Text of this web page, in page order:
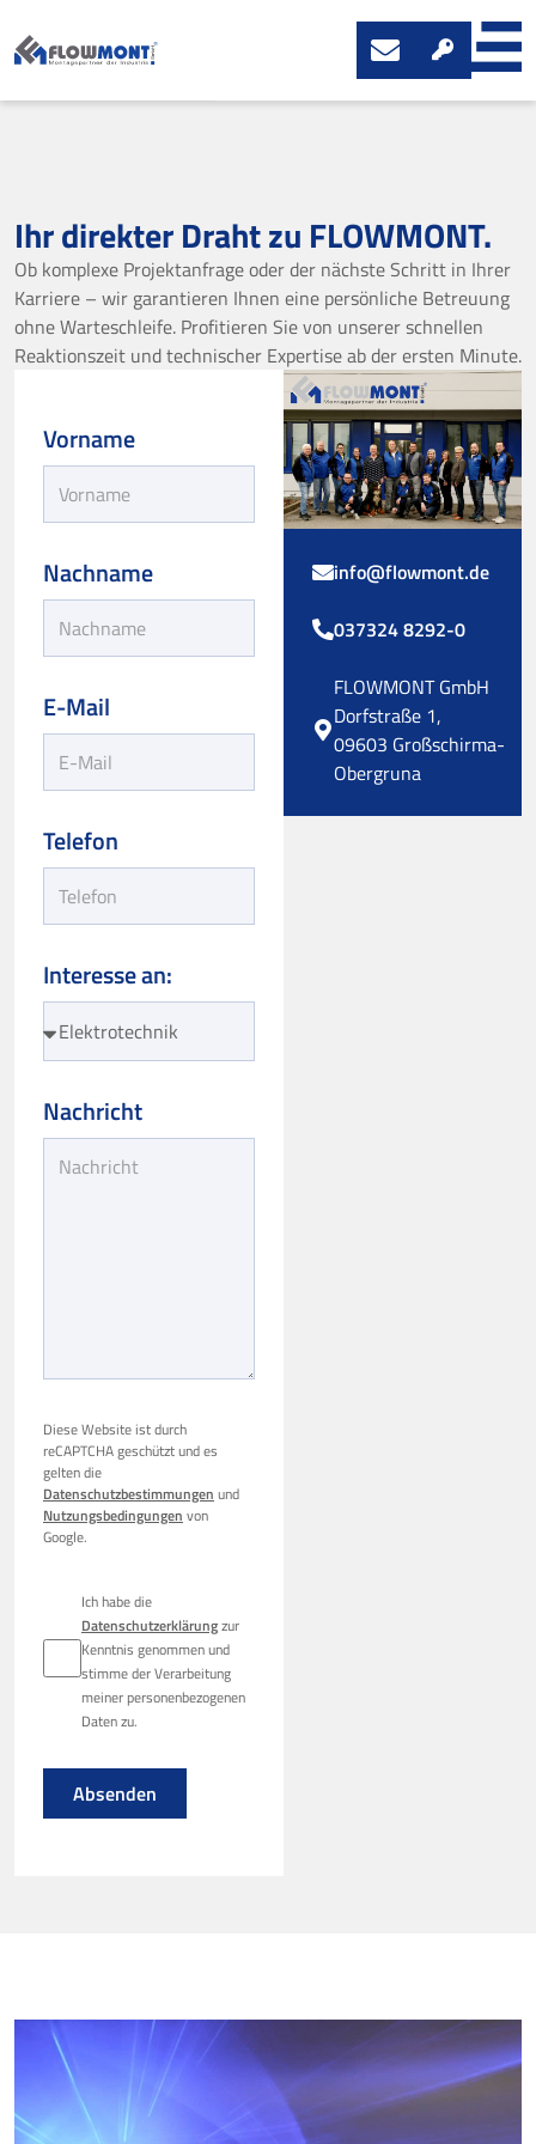
Ihr direkter Draht zu FLOWMONT.
Ob komplexe Projektanfrage oder der nächste Schritt in Ihrer
Karriere – wir garantieren Ihnen eine persönliche Betreuung
ohne Warteschleife. Profitieren Sie von unserer schnellen
Reaktionszeit und technischer Expertise ab der ersten Minute.
Vorname
Nachname
E-Mail
Telefon
Interesse an:
Nachricht
Diese Website ist durch
reCAPTCHA geschützt und es
gelten die
Datenschutzbestimmungen und
Nutzungsbedingungen von
Google.
Ich habe die
Datenschutzerklärungzur
Kenntnis genommen und
stimme der Verarbeitung
meiner personenbezogenen
Daten zu.
Absenden
info@flowmont.de
037324 8292-0
FLOWMONT GmbH
Dorfstraße 1,
09603 Großschirma-
Obergruna